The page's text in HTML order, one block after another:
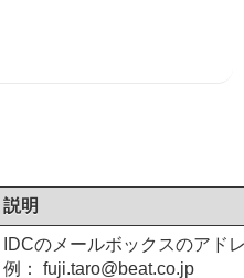
説明
IDCのメールボックスのアド
例：fuji.taro@beat.co.jp